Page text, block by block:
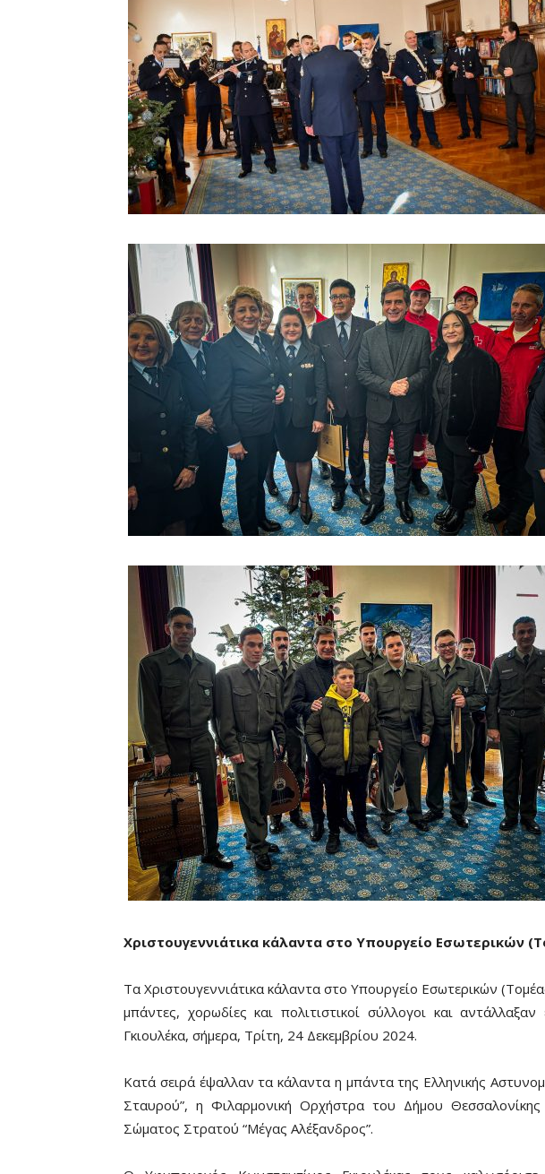
Χριστουγεννιάτικα κάλαντα στο Υπουργείο Εσωτερικών
Τα Χριστουγεννιάτικα κάλαντα στο Υπουργείο Εσωτερικών
μπάντες, χορωδίες και πολιτιστικοί σύλλογοι και
Γκιουλέκα, σήμερα, Τρίτη, 24 Δεκεμβρίου 2024.
Κατά σειρά έψαλλαν τα κάλαντα η μπάντα της Ελληνικής
Σταυρού”, η Φιλαρμονική Ορχήστρα του Δήμου Θεσσαλονίκης
Σώματος Στρατού “Μέγας Αλέξανδρος”.